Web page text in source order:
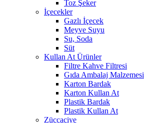
Toz Şeker
İçecekler
Gazlı İçecek
Meyve Suyu
Su, Soda
Süt
Kullan At Ürünler
Filtre Kahve Filtresi
Gıda Ambalaj Malzemesi
Karton Bardak
Karton Kullan At
Plastik Bardak
Plastik Kullan At
Züccaciye